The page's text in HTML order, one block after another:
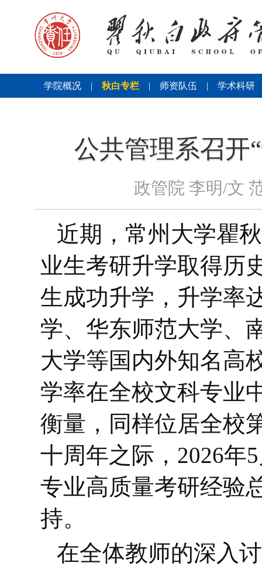
学院概况 | 秋白专栏 | 师资队伍 | 学术科研
公共管理系召开
政管院 李明/文
近期，常州大学瞿
业生考研升学取得历
生成功升学，升学率
学、华东师范大学、
大学等国内外知名高
学率在全校文科专业
衡量，同样位居全校
十周年之际， 2026年5
专业高质量考研经验
持。
在全体教师的深入